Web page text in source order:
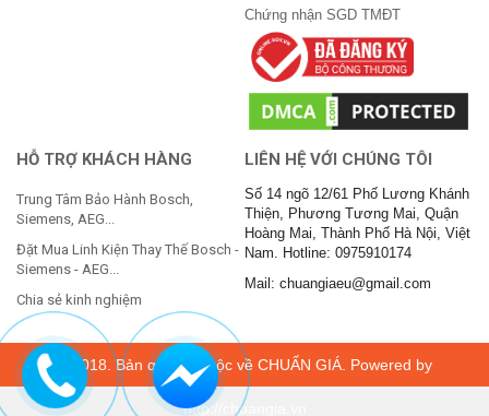
Chứng nhận SGD TMĐT
HỖ TRỢ KHÁCH HÀNG
Trung Tâm Bảo Hành Bosch,
Siemens, AEG...
Đặt Mua Linh Kiện Thay Thế Bosch -
Siemens - AEG...
Chia sẻ kinh nghiệm
LIÊN HỆ VỚI CHÚNG TÔI
Số 14 ngõ 12/61 Phố Lương Khánh
Thiện, Phương Tương Mai, Quận
Hoàng Mai, Thành Phố Hà Nội, Việt
Nam. Hotline: 0975910174
Mail: chuangiaeu@gmail.com
© 2018. Bản quyền thuộc về CHUẨN GIÁ . Powered by
http://chuangia.vn